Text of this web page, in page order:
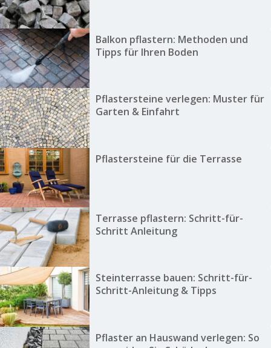
Balkon pflastern: Methoden und
Tipps für Ihren Boden
Pflastersteine verlegen: Muster für
Garten & Einfahrt
Pflastersteine für die Terrasse
Terrasse pflastern: Schritt-für-
Schritt Anleitung
Steinterrasse bauen: Schritt-für-
Schritt-Anleitung & Tipps
Pflaster an Hauswand verlegen: So